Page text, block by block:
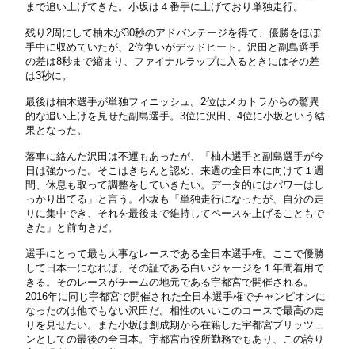
まで追い上げてきた。小坂は４番手に上げており単独走行。
残り2周にして柚木が30秒のアドバンテージを得て、優勝をほぼ
手中に収めていたが、2位争いがデッドヒート。沢田と副島選手
の差は8秒まで縮まり、ファイナルラップに入るときにはその差
は3秒に。
最後は柚木選手が単独フィニッシュ。2位はメカトラからの驚異
的な追い上げを見せた副島選手。3位に沢田、4位に小坂という結
果となった。
落車に絡んだ沢田は不運もあったが、「柚木選手と副島選手が今
日は強かった。そこはきちんと認め、来週の全日本に向けて１週
間、休息も取って調整をしていきたい。データ的にはパワーはし
っかり出てる」と言う。小坂も「単独走行になったが、自分の走
りに集中でき、それを最後まで維持してペースを上げることもで
きた」と前向きだ。
選手にとって最も大事なレースである全日本選手権。ここで優勝
して日本一になれば、その証である白いジャージを１年間着用で
きる。そのレースがチームの地元である宇都宮で開催される。
2016年に同じ宇都宮で開催された全日本選手権でチャンピオンに
なったのは他でもない沢田だ。相性のいいこのコースで最高の走
りを見せたい。また小坂は創成期から在籍した宇都宮ブリッツェ
ンとしての最後の全日本。宇都宮市役所勤務でもあり、この誇り